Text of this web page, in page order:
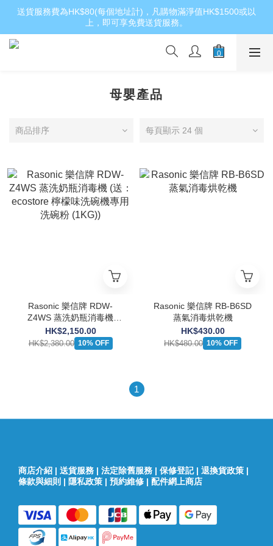
送貨服務費為HK$80(每個地址計)，凡購物滿淨值HK$1500或以
上，即可享免費送貨服務。
母嬰產品
商品排序 每頁顯示 24 個
Rasonic 樂信牌 RDW-
Z4WS 蒸洗奶瓶消毒機
(送：ecostore 檸檬味洗碗機
專用洗碗粉 (1KG))
HK$2,150.00
HK$2,380.00 10% OFF
Rasonic 樂信牌 RB-B6SD
蒸氣消毒烘乾機
HK$430.00
HK$480.00 10% OFF
1
商店介紹 | 送貨服務 | 法定除舊服務 | 保修登記| 退換貨政策 |
條款與細則 | 隱私政策 | 預約維修 | 配件網上商店